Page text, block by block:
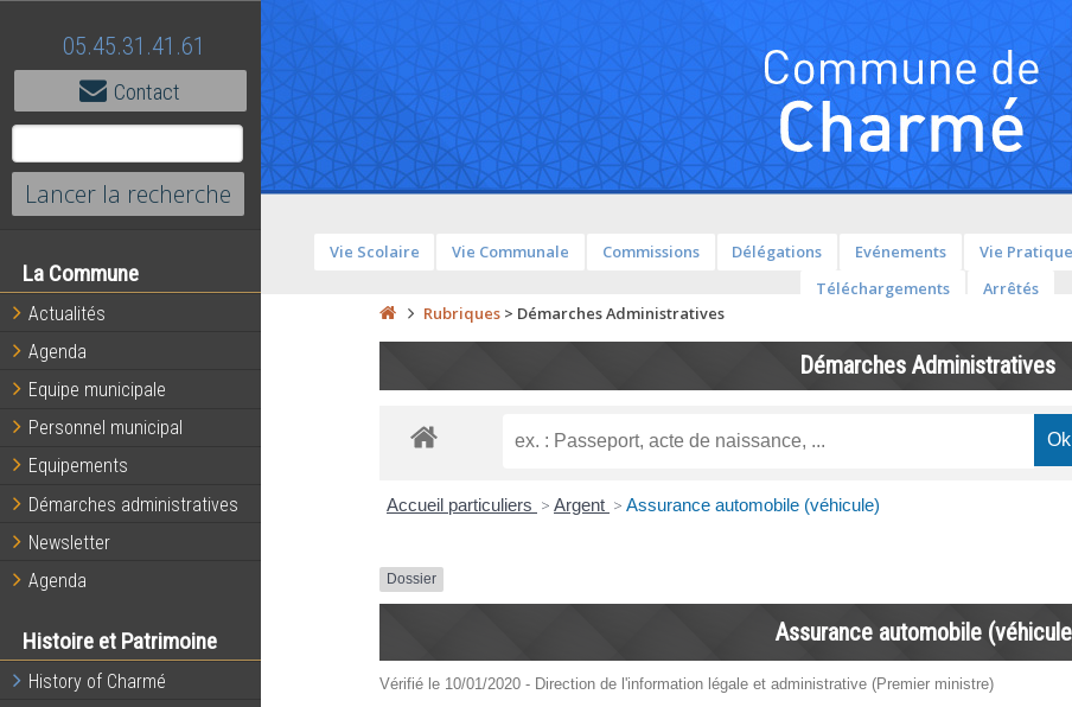
05.45.31.41.61
Contact
La Commune
Actualités
Agenda
Equipe municipale
Personnel municipal
Equipements
Démarches administratives
Newsletter
Agenda
Histoire et Patrimoine
History of Charmé
Vie Scolaire Vie Communale Commissions Délégations Evénements Vie Pratique
Téléchargements
Arrêtés
Rubriques> Démarches Administratives
Démarches Administratives
Accueil particuliers > Argent > Assurance automobile (véhicule)
Dossier
Assurance automobile
Vérifié le 10/01/2020 - Direction de l'information légale et administrative (Premier ministre)